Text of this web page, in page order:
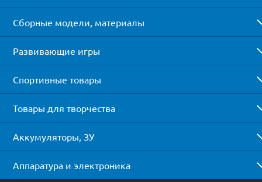
Сборные модели, материалы
Развивающие игры
Спортивные товары
Товары для творчества
Аккумуляторы, ЗУ
Аппаратура и электроника